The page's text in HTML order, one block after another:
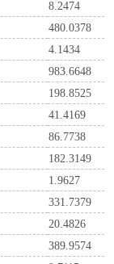
8.2474
480.0378
4.1434
983.6648
198.8525
41.4169
86.7738
182.3149
1.9627
331.7379
20.4826
389.9574